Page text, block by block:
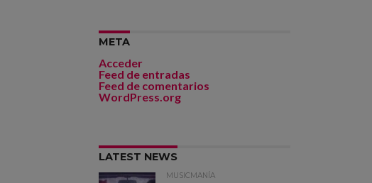
META
Acceder
Feed de entradas
Feed de comentarios
WordPress.org
LATEST NEWS
MUSICMANÍA